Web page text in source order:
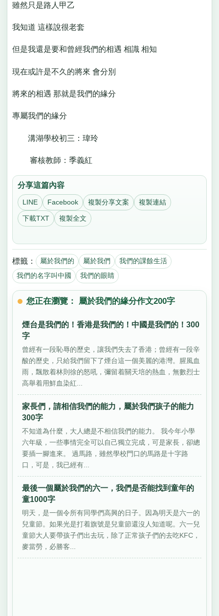
雖然只是路人甲乙
我知道 這樣說很老套
但是我還是要和曾經我們的相遇 相識 相知
現在或許是不久的將來 會分別
將來的相遇 那就是我們的緣分
專屬我們的緣分
溝湖學校初三：瑋玲
審核教師：季義紅
分享這篇內容
LINE Facebook 複製分享文案 複製連結
下載TXT 複製全文
標籤： 屬於我們的 屬於我們
我們的課餘生活
我們的名字叫中國
我們的眼睛
您正在瀏覽： 屬於我們的緣分作文200字
煙台是我們的！香港是我們的！中國是我們的！300
字
曾經有一段恥辱的歷史，讓我們失去了香港；曾經有一段辛
酸的歷史，只給我們留下了煙台這一個美麗的港灣。腥風血
雨，飄散着林則徐的怒吼，彌留着關天培的熱血，無數烈士
高舉着用鮮血染紅...
家長們，請相信我們的能力，屬於我們孩子的能力
300字
不知道為什麼，大人總是不相信我們的能力。 我今年小學
六年級，一些事情完全可以自己獨立完成，可是家長，卻總
要插一腳進來。 過馬路，雖然學校門口的馬路是十字路
口，可是，我已經有...
最後一個屬於我們的六一，我們是否能找到童年的
童1000字
明天，是一個令所有同學們高興的日子。因為明天是六一的
兒童節。如果光是打着旗號是兒童節還沒人知道呢。六一兒
童節大人要帶孩子們出去玩，除了正常孩子們的去吃KFC，
麥當勞，必勝客...